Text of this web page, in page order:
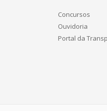
Concursos
Ouvidoria
Portal da